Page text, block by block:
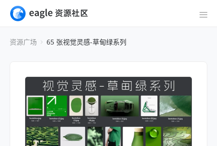
资源广场 65 张视觉灵感-草甸绿系列